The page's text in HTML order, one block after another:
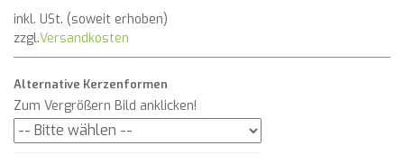
inkl. USt. (soweit erhoben)
zzgl.Versandkosten
Alternative Kerzenformen
Zum Vergrößern Bild anklicken!